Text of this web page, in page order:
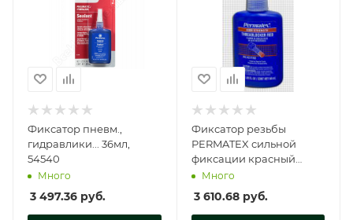
Фиксатор пневм.,
гидравлики... 36мл,
54540
Много
3 497.36 руб.
Фиксатор резьбы
PERMATEX сильной
фиксации красный
50мл, 27150
Много
3 610.68руб.